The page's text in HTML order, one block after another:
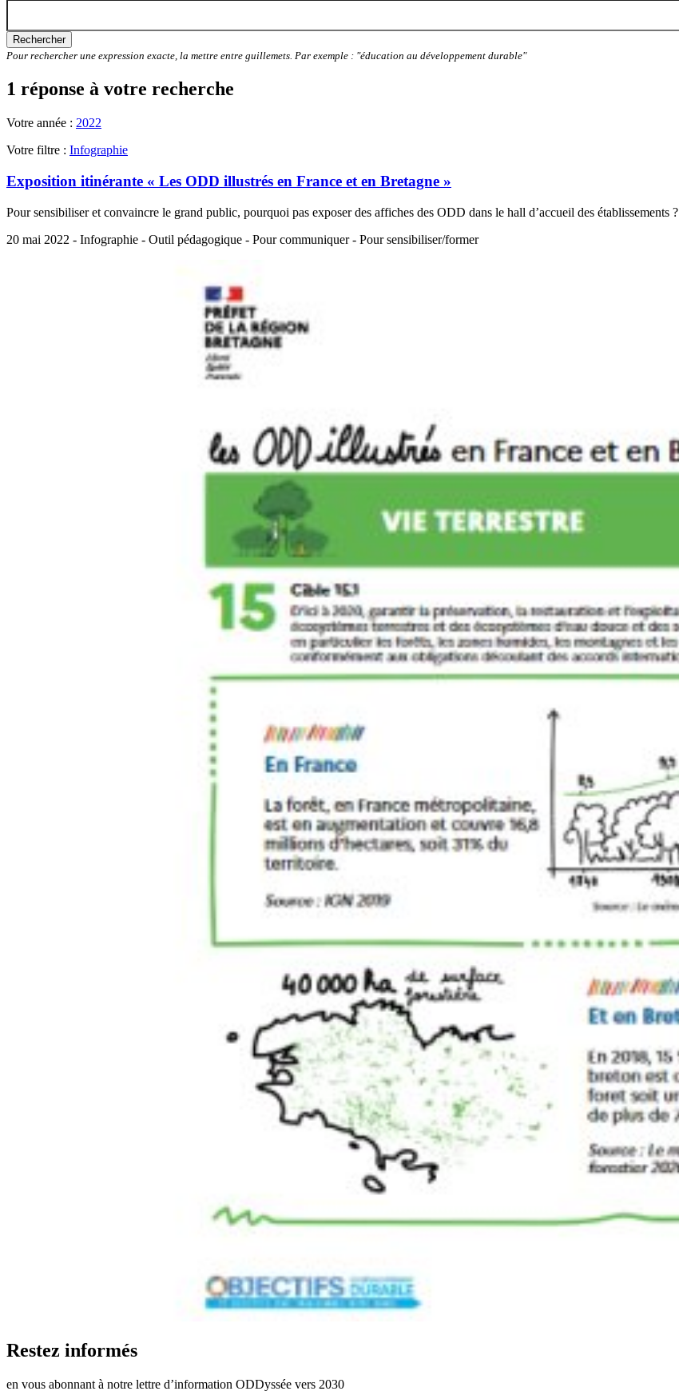
Rechercher
Pour rechercher une expression exacte, la mettre entre guillemets. Par exemple : "éducation au développement durable"
1 réponse à votre recherche
Votre année : 2022
Votre filtre : Infographie
Exposition itinérante « Les ODD illustrés en France et en Bretagne »
Pour sensibiliser et convaincre le grand public, pourquoi pas exposer des affiches des ODD dans le hall d’accueil des établissements ?
20 mai 2022 - Infographie - Outil pédagogique - Pour communiquer - Pour sensibiliser/former
Restez informés
en vous abonnant à notre lettre d’information ODDyssée vers 2030